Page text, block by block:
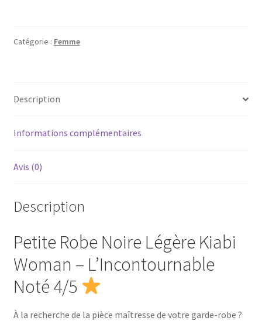
légère
Woman
Catégorie : Femme
Description
Informations complémentaires
Avis (0)
Description
Petite Robe Noire Légère Kiabi
Woman – L’Incontournable
Noté 4/5
À la recherche de la pièce maîtresse de votre garde-robe ?